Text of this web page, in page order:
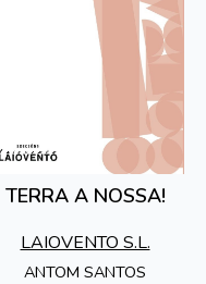
TERRA A NOSSA!
LAIOVENTO S.L.
ANTOM SANTOS